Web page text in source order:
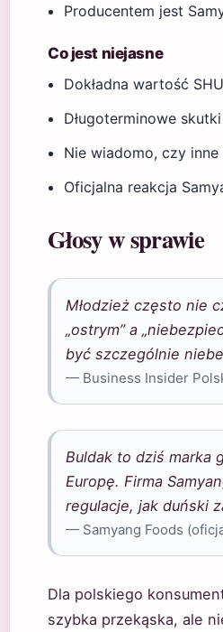
Producentem jest
Co jest niejasne
Dokładna wartość
Długoterminowe
Nie wiadomo, czy
Oficjalna reakcja
Głosy w sprawie
Młodzież często nie
„ostrym” a
być szczególnie
— Business Insider
Buldak to dziś marka
Europę. Firma
regulacje, jak duński
— Samyang Foods
Dla polskiego
szybka przekąska, ale